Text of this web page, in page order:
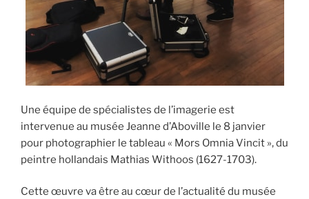
Une équipe de spécialistes de l’imagerie est
intervenue au musée Jeanne d’Aboville le 8 janvier
pour photographier le tableau « Mors Omnia Vincit », du
peintre hollandais Mathias Withoos (1627-1703).
Cette œuvre va être au cœur de l’actualité du musée